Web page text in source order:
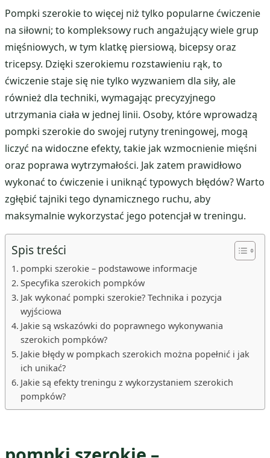
Pompki szerokie to więcej niż tylko popularne ćwiczenie
na siłowni; to kompleksowy ruch angażujący wiele grup
mięśniowych, w tym klatkę piersiową, bicepsy oraz
tricepsy. Dzięki szerokiemu rozstawieniu rąk, to
ćwiczenie staje się nie tylko wyzwaniem dla siły, ale
również dla techniki, wymagając precyzyjnego
utrzymania ciała w jednej linii. Osoby, które wprowadzą
pompki szerokie do swojej rutyny treningowej, mogą
liczyć na widoczne efekty, takie jak wzmocnienie mięśni
oraz poprawa wytrzymałości. Jak zatem prawidłowo
wykonać to ćwiczenie i uniknąć typowych błędów? Warto
zgłębić tajniki tego dynamicznego ruchu, aby
maksymalnie wykorzystać jego potencjał w treningu.
Spis treści
pompki szerokie – podstawowe informacje
Specyfika szerokich pompków
Jak wykonać pompki szerokie? Technika i pozycja
wyjściowa
Jakie są wskazówki do poprawnego wykonywania
szerokich pompków?
Jakie błędy w pompkach szerokich można popełnić i jak
ich unikać?
Jakie są efekty treningu z wykorzystaniem szerokich
pompków?